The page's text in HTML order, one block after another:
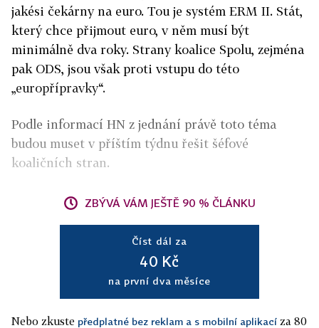
jakési čekárny na euro. Tou je systém ERM II. Stát,
který chce přijmout euro, v něm musí být
minimálně dva roky. Strany koalice Spolu, zejména
pak ODS, jsou však proti vstupu do této
„europřípravky“.
Podle informací HN z jednání právě toto téma
budou muset v příštím týdnu řešit šéfové
koaličních stran.
ZBÝVÁ VÁM JEŠTĚ 90 % ČLÁNKU
Číst dál za
40 Kč
na první dva měsíce
Nebo zkuste předplatné bez reklam a s mobilní aplikací za 80